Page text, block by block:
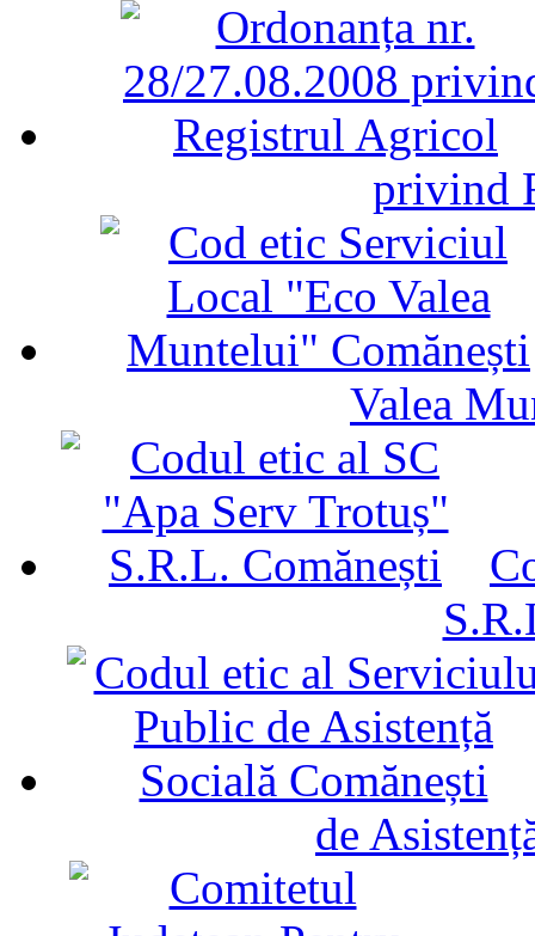
privind
Valea
de